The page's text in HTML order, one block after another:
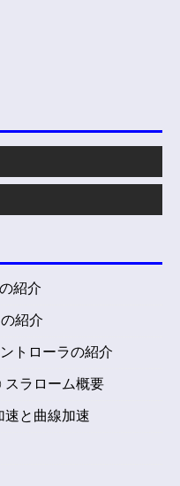
紹介
紹介
トローラの紹介
ラローム概要
と曲線加速